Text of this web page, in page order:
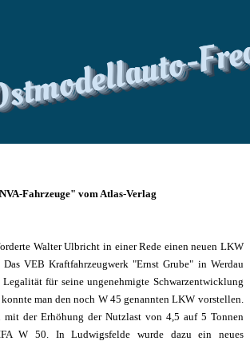
Fahrzeuge" vom Atlas-Verlag
Walter Ulbricht in einer Rede einen neuen LKW
VEB Kraftfahrzeugwerk "Ernst Grube" in Werdau
für seine ungenehmigte Schwarzentwicklung
man den noch W 45 genannten LKW vorstellen.
mit der Erhöhung der Nutzlast von 4,5 auf 5 Tonnen
W 50. In Ludwigsfelde wurde dazu ein neues